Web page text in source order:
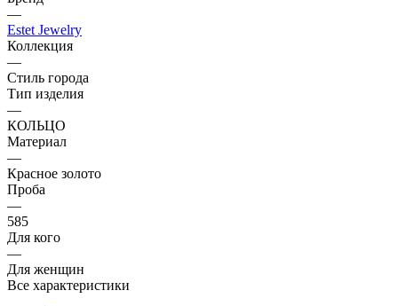
—
Estet Jewelry
Коллекция
—
Стиль города
Тип изделия
—
КОЛЬЦО
Материал
—
Красное золото
Проба
—
585
Для кого
—
Для женщин
Все характеристики